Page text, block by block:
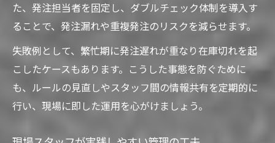
た、発注担当者を固定し、ダブルチェック体制を導入す
ることで、発注漏れや重複発注のリスクを減らせます。
失敗例として、繁忙期に発注遅れが重なり在庫切れを起
こしたケースもあります。こうした事態を防ぐために
も、ルールの見直しやスタッフ間の情報共有を定期的に
行い、現場に即した運用を心がけましょう。